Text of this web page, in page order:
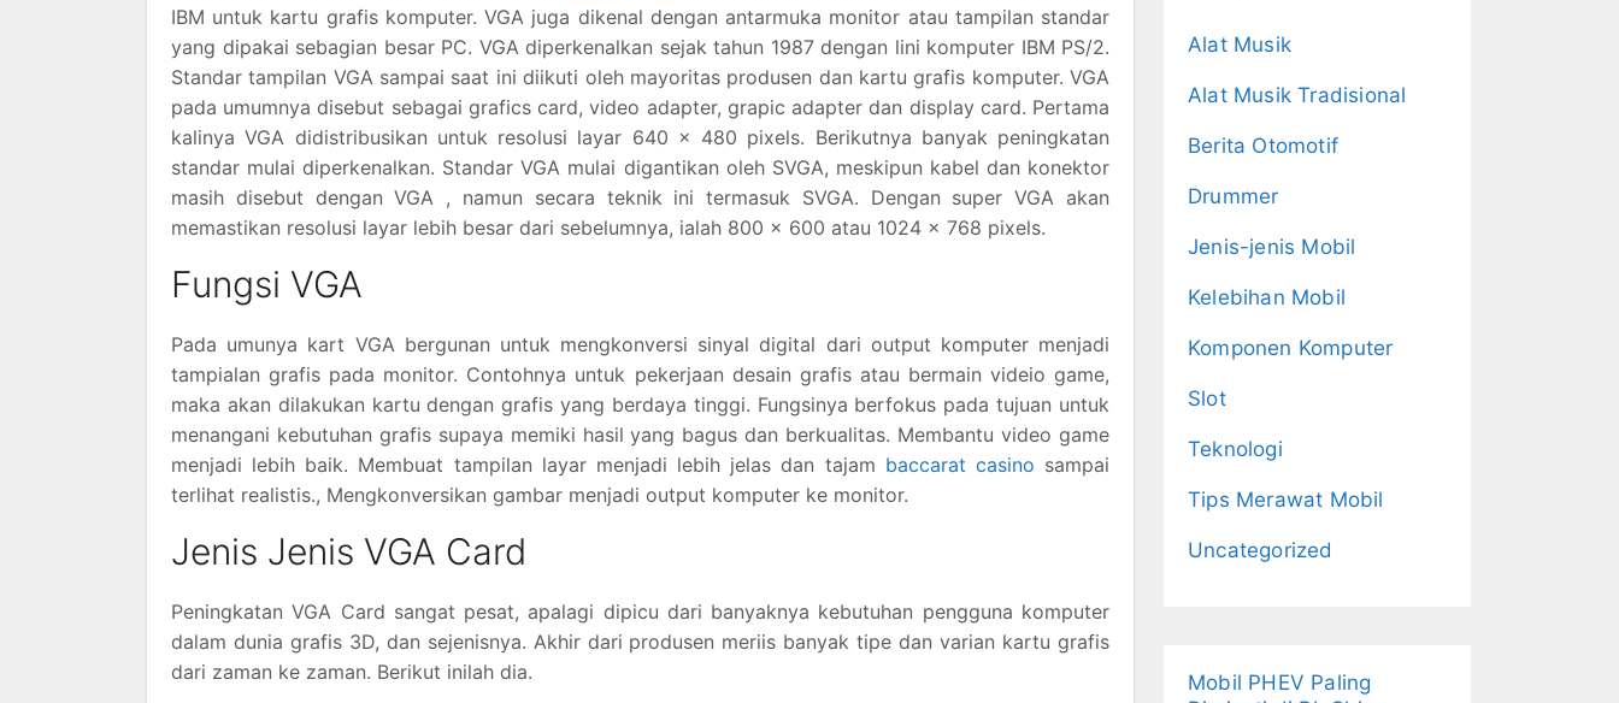
IBM untuk kartu grafis komputer. VGA juga dikenal dengan antarmuka monitor atau tampilan standar
yang dipakai sebagian besar PC. VGA diperkenalkan sejak tahun 1987 dengan lini komputer IBM PS/2.
Standar tampilan VGA sampai saat ini diikuti oleh mayoritas produsen dan kartu grafis komputer. VGA
pada umumnya disebut sebagai grafics card, video adapter, grapic adapter dan display card. Pertama
kalinya VGA didistribusikan untuk resolusi layar 640 x 480 pixels. Berikutnya banyak peningkatan
standar mulai diperkenalkan. Standar VGA mulai digantikan oleh SVGA, meskipun kabel dan konektor
masih disebut dengan VGA , namun secara teknik ini termasuk SVGA. Dengan super VGA akan
memastikan resolusi layar lebih besar dari sebelumnya, ialah 800 x 600 atau 1024 x 768 pixels.
Fungsi VGA
Pada umunya kart VGA bergunan untuk mengkonversi sinyal digital dari output komputer menjadi
tampialan grafis pada monitor. Contohnya untuk pekerjaan desain grafis atau bermain videio game,
maka akan dilakukan kartu dengan grafis yang berdaya tinggi. Fungsinya berfokus pada tujuan untuk
menangani kebutuhan grafis supaya memiki hasil yang bagus dan berkualitas. Membantu video game
menjadi lebih baik. Membuat tampilan layar menjadi lebih jelas dan tajam baccarat casino sampai
terlihat realistis., Mengkonversikan gambar menjadi output komputer ke monitor.
Jenis Jenis VGA Card
Peningkatan VGA Card sangat pesat, apalagi dipicu dari banyaknya kebutuhan pengguna komputer
dalam dunia grafis 3D, dan sejenisnya. Akhir dari produsen meriis banyak tipe dan varian kartu grafis
dari zaman ke zaman. Berikut inilah dia.
Alat Musik
Alat Musik Tradisional
Berita Otomotif
Drummer
Jenis-jenis Mobil
Kelebihan Mobil
Komponen Komputer
Slot
Teknologi
Tips Merawat Mobil
Uncategorized
Mobil PHEV Paling